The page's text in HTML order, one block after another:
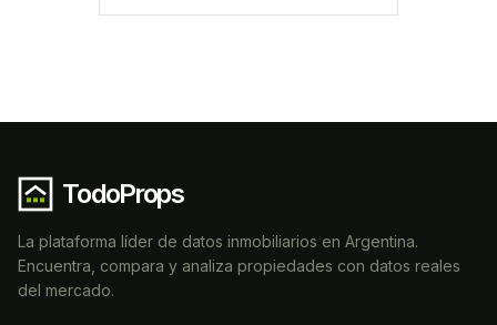
TodoProps
La plataforma líder de datos inmobiliarios en Argentina.
Encuentra, compara y analiza propiedades con datos reales
del mercado.